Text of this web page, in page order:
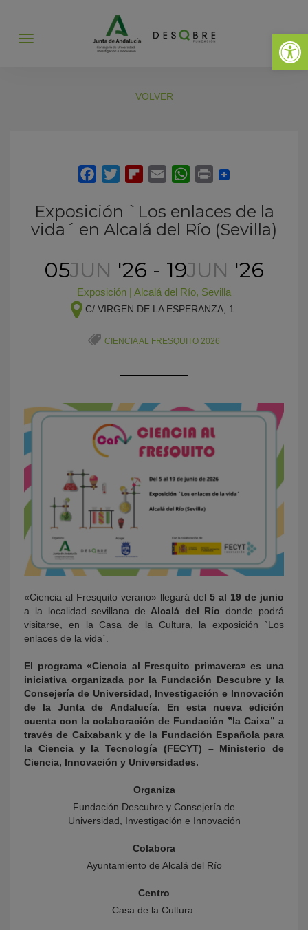
Abrir
Abrir
VOLVER
Exposición `Los enlaces de la
vida´ en Alcalá del Río (Sevilla)
05JUN '26 - 19JUN '26
Exposición | Alcalá del Río, Sevilla
C/ VIRGEN DE LA ESPERANZA, 1.
CIENCIA AL FRESQUITO 2026
«Ciencia al Fresquito verano» llegará del 5 al 19 de junio
a la localidad sevillana de Alcalá del Río donde podrá
visitarse, en la Casa de la Cultura, la exposición `Los
enlaces de la vida´.
El programa «Ciencia al Fresquito primavera» es una
iniciativa organizada por la Fundación Descubre y la
Consejería de Universidad, Investigación e Innovación
de la Junta de Andalucía. En esta nueva edición
cuenta con la colaboración de Fundación ”la Caixa” a
través de Caixabank y de la Fundación Española para
la Ciencia y la Tecnología (FECYT) – Ministerio de
Ciencia, Innovación y Universidades.
Organiza
Fundación Descubre y Consejería de
Universidad, Investigación e Innovación
Colabora
Ayuntamiento de Alcalá del Río
Centro
Casa de la Cultura.